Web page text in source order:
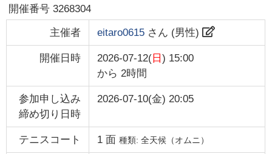
開催番号3268304
主催者 eitaro0615さん (男性)
開催日時 2026-07-12(日 ) 15:00
から 2時間
参加申し込み
締め切り日時
2026-07-10(金) 20:05
テニスコート 1面 種類: 全天候（オムニ）